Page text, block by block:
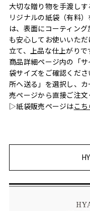
大切な贈り物を手渡し
リジナルの紙袋（有料
は、表面にコーティン
も安心してお使いいた
立て、上品な仕上がりで
商品詳細ページ内の「
袋サイズをご確認くだ
所へ送る」を選択し、
売ページから直接ご注文
▷紙袋販売ページはこち